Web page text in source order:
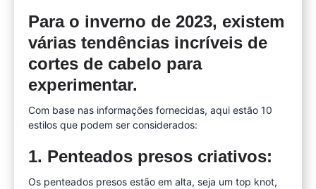
Para o inverno de 2023, existem
várias tendências incríveis de
cortes de cabelo para
experimentar.
Com base nas informações fornecidas, aqui estão 10
estilos que podem ser considerados:
1. Penteados presos criativos:
Os penteados presos estão em alta, seja um top knot,